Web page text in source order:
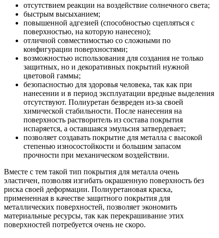
отсутствием реакции на воздействие солнечного света;
быстрым высыханием;
повышенной адгезией (способностью сцепляться с
поверхностью, на которую нанесено);
отличной совместимостью со сложными по
конфигурации поверхностями;
возможностью использования для создания не только
защитных, но и декоративных покрытий нужной
цветовой гаммы;
безопасностью для здоровья человека, так как при
нанесении и в период эксплуатации вредные выделения
отсутствуют. Полиуретан безвреден из-за своей
химической стабильности. После нанесения на
поверхность растворитель из состава покрытия
испаряется, а оставшаяся эмульсия затвердевает;
позволяет создавать покрытие для металла с высокой
степенью износостойкости и большим запасом
прочности при механическом воздействии.
Вместе с тем такой тип покрытия для металла очень
эластичен, позволяя изгибать окрашенную поверхность без
риска своей деформации. Полиуретановая краска,
примененная в качестве защитного покрытия для
металлических поверхностей, позволяет экономить
материальные ресурсы, так как перекрашивание этих
поверхностей потребуется очень не скоро.